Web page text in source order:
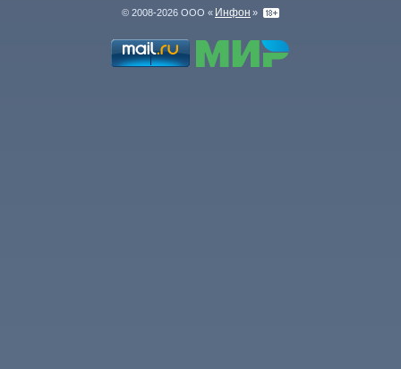
© 2008-2026 ООО « Инфон »